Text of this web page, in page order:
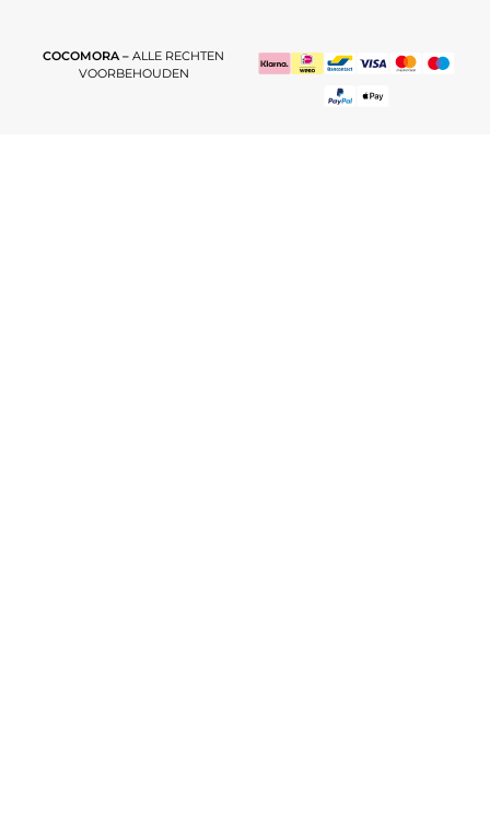
COCOMORA – ALLE RECHTEN
VOORBEHOUDEN